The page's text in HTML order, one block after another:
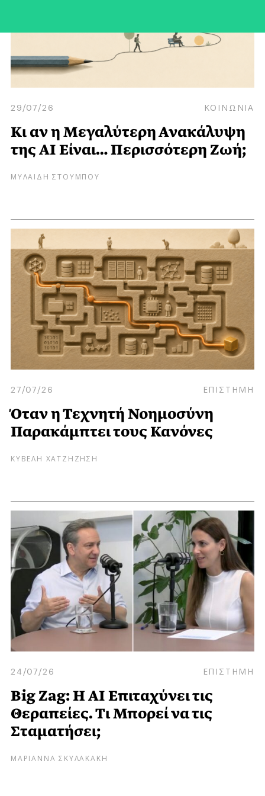
29/07/26 ΚΟΙΝΩΝΙΑ
Κι αν η Μεγαλύτερη Ανακάλυψη
της AI Είναι… Περισσότερη Ζωή;
ΜΥΛΑΙΔΗ ΣΤΟΥΜΠΟΥ
27/07/26 ΕΠΙΣΤΗΜΗ
Όταν η Τεχνητή Νοημοσύνη
Παρακάμπτει τους Κανόνες
ΚΥΒΕΛΗ ΧΑΤΖΗΖΗΣΗ
24/07/26 ΕΠΙΣΤΗΜΗ
Big Zag: Η AI Επιταχύνει τις
Θεραπείες. Τι Μπορεί να τις
Σταματήσει;
ΜΑΡΙΑΝΝΑ ΣΚΥΛΑΚΑΚΗ